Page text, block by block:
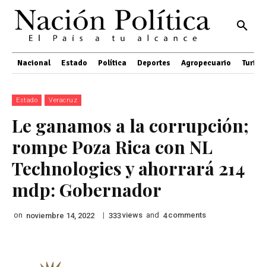
Nacional Estado Política Deportes Agropecuario
Estado Veracruz
Le ganamos a la corrupción;
rompe Poza Rica con NL
Technologies y ahorrará 214
mdp: Gobernador
on noviembre 14, 2022 | 333views and 4 comments